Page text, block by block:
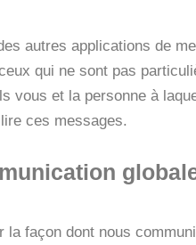
autres applications de
qui ne sont pas
vous et la personne à
ces messages.
façon dont nous